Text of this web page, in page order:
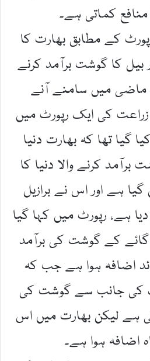
کماتی ہے۔
کے مطابق بھارت کا
بیل کا گوشت برآمد کرنے
ماضی میں سامنے آنے
کی ایک رپورٹ میں
گیا تھا کہ بھارت دنیا
برآمد کرنے والا دنیا کا
ہے اور اس نے برازیل
ہے، رپورٹ میں کہا گیا
گائے کے گوشت کی برآمد
زائد اضافہ ہوا ہے جب کہ
کی جانب سے گوشت کی
ہے لیکن بھارت میں اس
اضافہ ہوا ہے۔